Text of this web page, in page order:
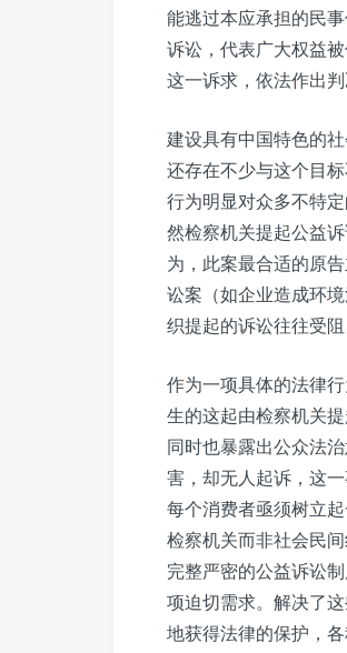
能逃过本应承担的民
诉讼，代表广大权益
这一诉求，依法作出
建设具有中国特色的
还存在不少与这个目
行为明显对众多不特
然检察机关提起公益
为，此案最合适的原
讼案（如企业造成环
织提起的诉讼往往受
作为一项具体的法律
生的这起由检察机关
同时也暴露出公众法
害，却无人起诉，这
每个消费者亟须树立
检察机关而非社会民
完整严密的公益诉讼
项迫切需求。解决了
地获得法律的保护，